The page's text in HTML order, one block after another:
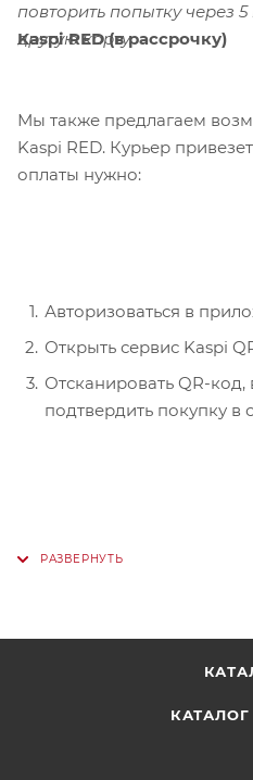
повторить попытку через
другую карту.
Kaspi RED (в рассрочку)
Мы также предлагаем
Kaspi RED. Курьер
оплаты нужно:
Авторизоваться в
Открыть сервис Kaspi
Отсканировать QR-код,
подтвердить покупку в